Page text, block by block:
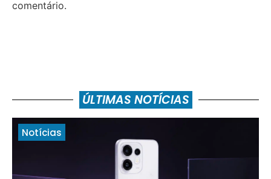
comentário.
ÚLTIMAS NOTÍCIAS
Notícias